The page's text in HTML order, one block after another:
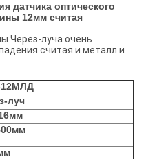
датчика оптического
12мм считая
Через-луча очень
считая и металл и
луч